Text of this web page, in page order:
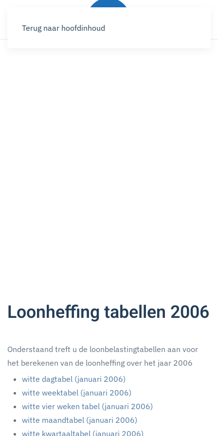
Terug naar hoofdinhoud
Loonheffing tabellen 2006
Onderstaand treft u de loonbelastingtabellen aan voor
het berekenen van de loonheffing over het jaar 2006
witte dagtabel (januari 2006)
witte weektabel (januari 2006)
witte vier weken tabel (januari 2006)
witte maandtabel (januari 2006)
witte kwartaaltabel (januari 2006)